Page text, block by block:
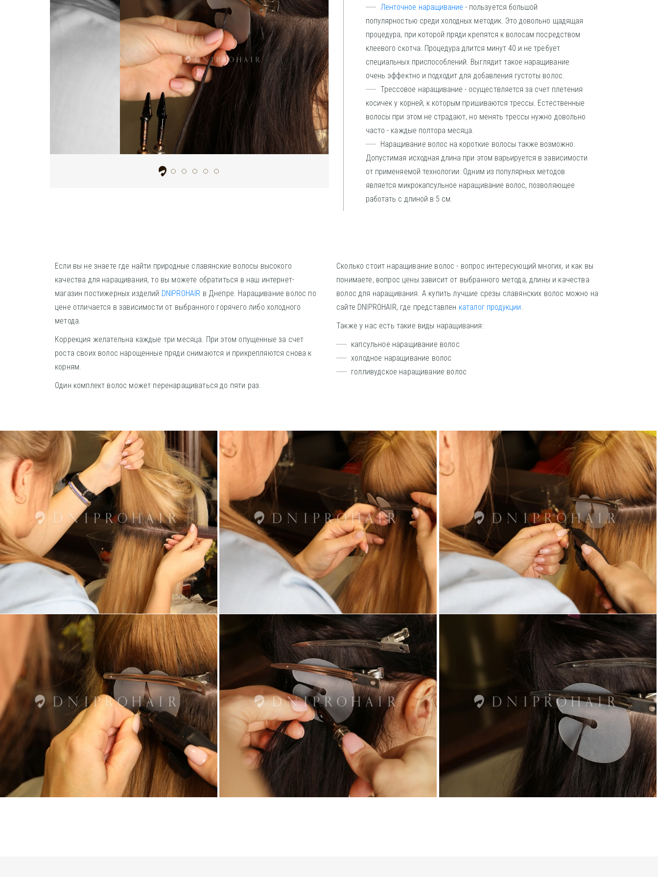
Ленточное наращивание - пользуется большой
популярностью среди холодных методик. Это довольно щадящая
процедура, при которой пряди крепятся к волосам посредством
клеевого скотча. Процедура длится минут 40 и не требует
специальных приспособлений. Выглядит такое наращивание
очень эффектно и подходит для добавления густоты волос.
Трессовое наращивание - осуществляется за счет плетения
косичек у корней, к которым пришиваются трессы. Естественные
волосы при этом не страдают, но менять трессы нужно довольно
часто - каждые полтора месяца.
Наращивание волос на короткие волосы также возможно.
Допустимая исходная длина при этом варьируется в зависимости
от применяемой технологии. Одним из популярных методов
является микрокапсульное наращивание волос, позволяющее
работать с длиной в 5 см.
Если вы не знаете где найти природные славянские волосы высокого
качества для наращивания, то вы можете обратиться в наш интернет-
магазин постижерных изделий DNIPROHAIR в Днепре. Наращивание волос по
цене отличается в зависимости от выбранного горячего либо холодного
метода.
Коррекция желательна каждые три месяца. При этом опущенные за счет
роста своих волос нарощенные пряди снимаются и прикрепляются снова к
корням.
Один комплект волос может перенаращиваться до пяти раз.
Сколько стоит наращивание волос - вопрос интересующий многих, и как вы
понимаете, вопрос цены зависит от выбранного метода, длины и качества
волос для наращивания. А купить лучшие срезы славянских волос можно на
сайте DNIPROHAIR, где представлен каталог продукции.
Также у нас есть такие виды наращивания:
капсульное наращивание волос
холодное наращивание волос
голливудское наращивание волос